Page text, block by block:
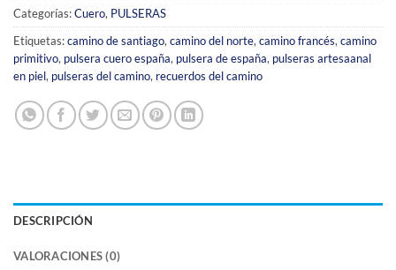
Categorías:Cuero, PULSERAS
Etiquetas:camino de santiago, camino del norte, camino francés, camino
primitivo, pulsera cuero españa, pulsera de españa, pulseras artesaanal
en piel, pulseras del camino, recuerdos del camino
DESCRIPCIÓN
VALORACIONES (0)